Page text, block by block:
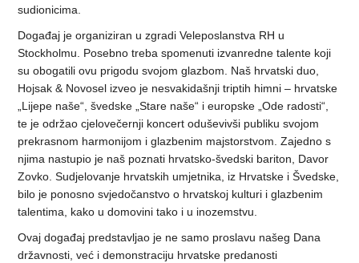
sudionicima.
Događaj je organiziran u zgradi Veleposlanstva RH u
Stockholmu. Posebno treba spomenuti izvanredne talente koji
su obogatili ovu prigodu svojom glazbom. Naš hrvatski duo,
Hojsak & Novosel izveo je nesvakidašnji triptih himni – hrvatske
„Lijepe naše“, švedske „Stare naše“ i europske „Ode radosti“,
te je održao cjelovečernji koncert oduševivši publiku svojom
prekrasnom harmonijom i glazbenim majstorstvom. Zajedno s
njima nastupio je naš poznati hrvatsko-švedski bariton, Davor
Zovko. Sudjelovanje hrvatskih umjetnika, iz Hrvatske i Švedske,
bilo je ponosno svjedočanstvo o hrvatskoj kulturi i glazbenim
talentima, kako u domovini tako i u inozemstvu.
Ovaj događaj predstavljao je ne samo proslavu našeg Dana
državnosti, već i demonstraciju hrvatske predanosti